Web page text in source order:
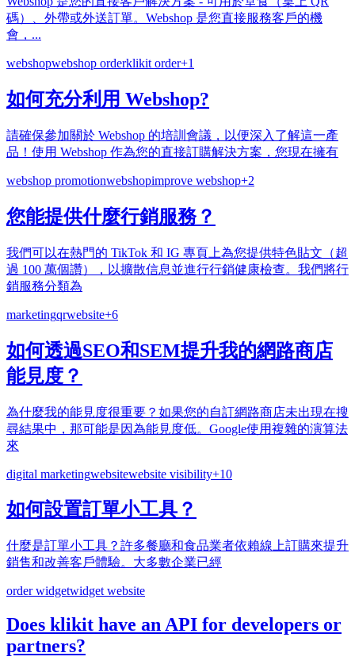
碼）、外帶或外送訂單。Webshop 是您直接服務客戶的機
會，...
webshopwebshop orderklikit order+1
如何充分利用 Webshop?
請確保參加關於 Webshop 的培訓會議，以便深入了解這一產
品！使用 Webshop 作為您的直接訂購解決方案，您現在擁有
webshop promotionwebshopimprove webshop+2
您能提供什麼行銷服務？
我們可以在熱門的 TikTok 和 IG 專頁上為您提供特色貼文（超
過 100 萬個讚），以擴散信息並進行行銷健康檢查。我們將行
銷服務分類為
marketingqrwebsite+6
如何透過SEO和SEM提升我的網路商店
能見度？
為什麼我的能見度很重要？如果您的自訂網路商店未出現在搜
尋結果中，那可能是因為能見度低。Google使用複雜的演算法
來
digital marketingwebsitewebsite visibility+10
如何設置訂單小工具？
什麼是訂單小工具？許多餐廳和食品業者依賴線上訂購來提升
銷售和改善客戶體驗。大多數企業已經
order widgetwidget website
Does klikit have an API for developers or
partners?